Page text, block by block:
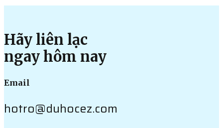
Hãy liên lạc
ngay hôm nay
Email
hotro@duhocez.com